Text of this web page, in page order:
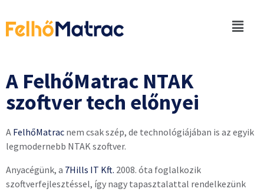
A FelhőMatrac NTAK
szoftver tech előnyei
A FelhőMatrac nem csak szép, de technológiájában is az egyik
legmodernebb NTAK szoftver.
Anyacégünk, a 7Hills IT Kft. 2008. óta foglalkozik
szoftverfejlesztéssel, így nagy tapasztalattal rendelkezünk